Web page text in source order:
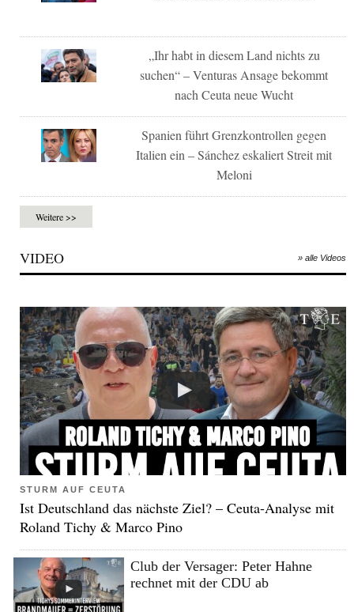
„Ihr habt in diesem Land nichts zu
suchen“ – Venturas Ansage bekommt
nach Ceuta neue Wucht
Spanien führt Grenzkontrollen gegen
Italien ein – Sánchez eskaliert Streit mit
Meloni
Weitere >>
VIDEO » alle Videos
STURM AUF CEUTA
Ist Deutschland das nächste Ziel? – Ceuta-Analyse mit
Roland Tichy & Marco Pino
Club der Versager: Peter Hahne
rechnet mit der CDU ab